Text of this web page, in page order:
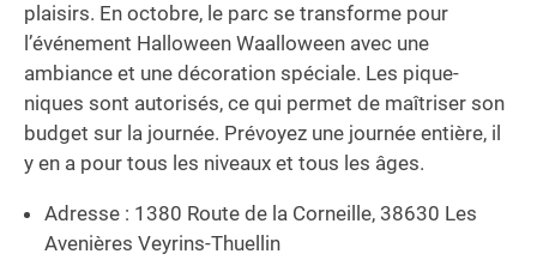
plaisirs. En octobre, le parc se transforme pour
l’événement Halloween Waalloween avec une
ambiance et une décoration spéciale. Les pique-
niques sont autorisés, ce qui permet de maîtriser son
budget sur la journée. Prévoyez une journée entière, il
y en a pour tous les niveaux et tous les âges.
Adresse : 1380 Route de la Corneille, 38630 Les
Avenières Veyrins-Thuellin